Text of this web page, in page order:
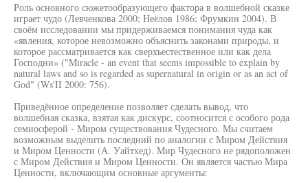
Роль основного сюжетообразующего фактора в волшебной сказке
играет чудо (Левченкова 2000; Неёлов 1986; Фрумкин 2004). В
своём исследовании мы придерживаемся понимания чуда как
«явления, которое невозможно объяснить законами природы, и
которое рассматривается как сверхъестественное или как дела
Господни» ("Miracle - an event that seems impossible to explain by
natural laws and so is regarded as supernatural in origin or as an act of
God" (Ws'II 2000: 756).
Приведённое определение позволяет сделать вывод, что
волшебная сказка, взятая как дискурс, соотносится с особого рода
семиосферой - Миром существования Чудесного. Мы считаем
возможным выделить последний по аналогии с Миром Действия
и Миром Ценности (А. Уайтхед). Мир Чудесного не рядоположен
с Миром Действия и Миром Ценности. Он является частью Мира
Ценности, включающим основные аргументы: